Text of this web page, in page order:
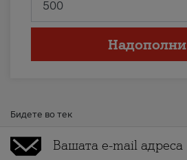
Надополни
Бидете во тек